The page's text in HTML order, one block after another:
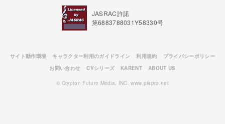
JASRAC許諾
第6883788031Y58330号
サイト動作環境 キャラクター利用のガイドライン 利用規約
プライバシーポリシー
お問い合わせ
CVシリーズ KARENT ABOUT US
© Crypton Future Media, INC. www.piapro.net